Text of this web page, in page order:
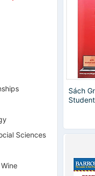
Sciences
Sách